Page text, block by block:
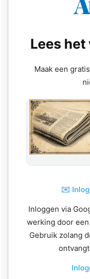
Lees
Maak een
✉️
Inloggen via
werking door
Gebruik zolang